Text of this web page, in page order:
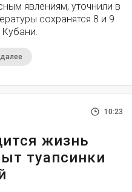
явлениям, уточнили в
сохранятся 8 и 9
Кубани.
10:23
жизнь
туапсинки